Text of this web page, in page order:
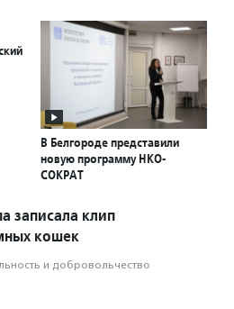
В Белгороде представили
новую программу НКО-
СОКРАТ
записала клип
кошек
и доброволь­чест­во